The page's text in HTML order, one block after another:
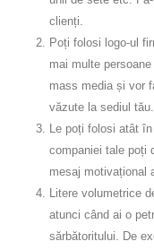
clienți.
Poți folosi logo-ul
mai multe
mass media și vor
văzute la sediul tău.
Le poți folosi atât
companiei tale poți
mesaj motivațional
Litere volumetrice
atunci când ai o
sărbătoritului. De